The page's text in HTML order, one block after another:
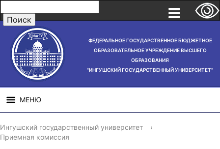
ФЕДЕРАЛЬНОЕ ГОСУДАРСТВЕННОЕ БЮДЖЕТНОЕ
ОБРАЗОВАТЕЛЬНОЕ УЧРЕЖДЕНИЕ ВЫСШЕГО
ОБРАЗОВАНИЯ
"ИНГУШСКИЙ ГОСУДАРСТВЕННЫЙ УНИВЕРСИТЕТ"
МЕНЮ
СВЕДЕНИЯ ОБ
ОБРАЗОВАТЕЛЬНОЙ
НАУЧНАЯ
ДЕЯТЕЛЬНОСТЬ
Ингушский государственный университет
›
Приемная комиссия